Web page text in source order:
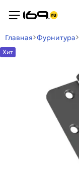
Главная Фурнитура
Хит